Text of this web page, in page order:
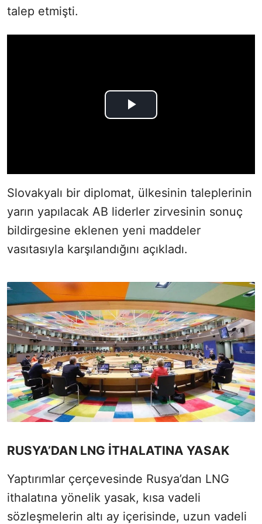
talep etmişti.
Slovakyalı bir diplomat, ülkesinin taleplerinin
yarın yapılacak AB liderler zirvesinin sonuç
bildirgesine eklenen yeni maddeler
vasıtasıyla karşılandığını açıkladı.
RUSYA’DAN LNG İTHALATINA YASAK
Yaptırımlar çerçevesinde Rusya’dan LNG
ithalatına yönelik yasak, kısa vadeli
sözleşmelerin altı ay içerisinde, uzun vadeli